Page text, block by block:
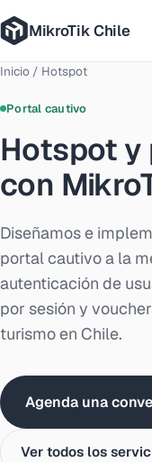
MikroTik Chile
Casos
Servicios
Tecnologías
Cómo trabajamos
Contáctanos
Inicio / Hotspot
Portal cautivo
Hotspot
con
Diseñamos e
portal cautivo a la
autenticación de
por sesión y
turismo en Chile.
Agenda una
Ver todos los